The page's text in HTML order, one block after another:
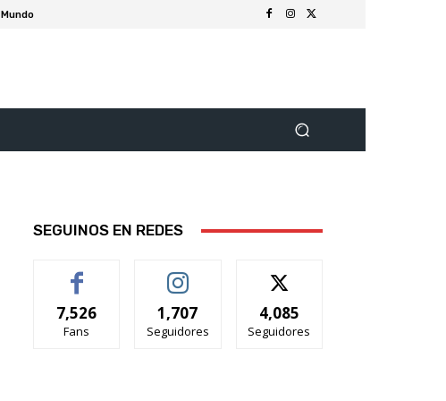
Mundo
SEGUINOS EN REDES
7,526
Fans
1,707
Seguidores
4,085
Seguidores